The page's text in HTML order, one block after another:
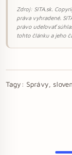
Zdroj: SITA.sk.
práva vyhradené.
právo udeľovať
tohto článku a jeho
Tagy: Správy,